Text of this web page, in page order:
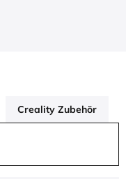
Creality Zubehör